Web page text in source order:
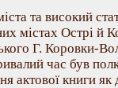
та високий
містах Острі й
Г. Коровки-
час був
актової книги як